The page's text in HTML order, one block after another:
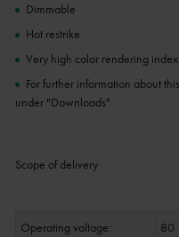
Dimmable
Hot restrike
Very high color rendering index
For further information about
under "Downloads"
Scope of delivery
Operating voltage:
80